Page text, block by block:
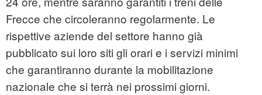
Frecce che circoleranno regolarmente. Le
rispettive aziende del settore hanno già
pubblicato sui loro siti gli orari e i servizi minimi
che garantiranno durante la mobilitazione
nazionale che si terrà nei prossimi giorni.